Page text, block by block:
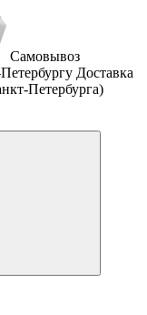
Самовывоз
Доставка
Петербурга)